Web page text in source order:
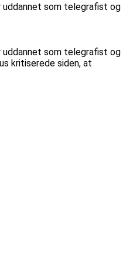
uddannet som telegrafist og
uddannet som telegrafist og
kritiserede siden, at